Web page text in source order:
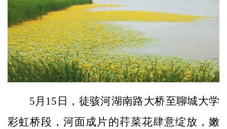
5月15日，徒骇河湖南路大桥至聊城大学
彩虹桥段，河面成片的荇菜花肆意绽放，嫩